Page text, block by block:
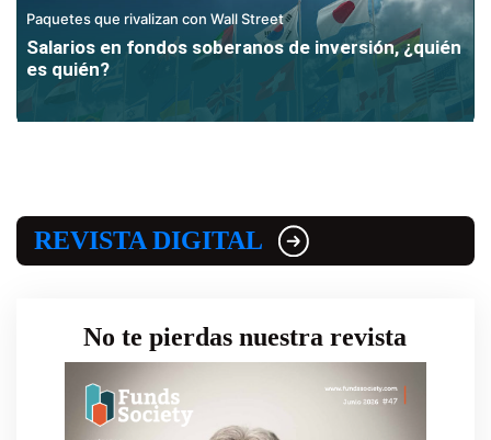
Paquetes que rivalizan con Wall Street
Salarios en fondos soberanos de inversión, ¿quién
es quién?
REVISTA DIGITAL
No te pierdas nuestra revista